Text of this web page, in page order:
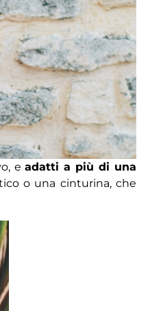
eadatti a più di una
o una cinturina, che